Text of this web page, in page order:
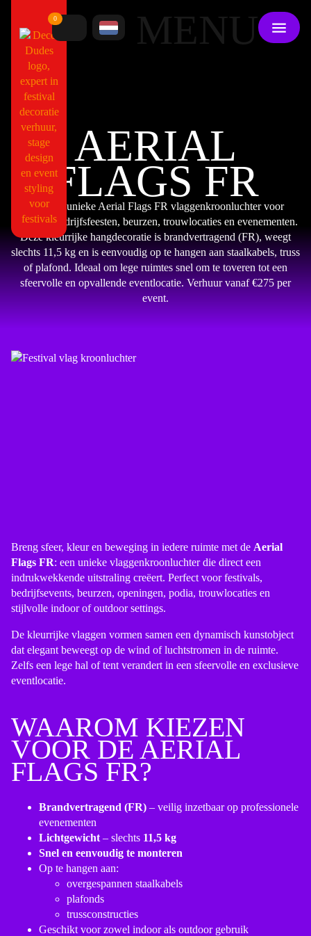
0 MENU
AERIAL
FLAGS FR
Huur de unieke Aerial Flags FR vlaggenkroonluchter voor
festivals, bedrijfsfeesten, beurzen, trouwlocaties en evenementen.
Deze kleurrijke hangdecoratie is brandvertragend (FR), weegt
slechts 11,5 kg en is eenvoudig op te hangen aan staalkabels, truss
of plafond. Ideaal om lege ruimtes snel om te toveren tot een
sfeervolle en opvallende eventlocatie. Verhuur vanaf €275 per
event.
Breng sfeer, kleur en beweging in iedere ruimte met de Aerial
Flags FR: een unieke vlaggenkroonluchter die direct een
indrukwekkende uitstraling creëert. Perfect voor festivals,
bedrijfsevents, beurzen, openingen, podia, trouwlocaties en
stijlvolle indoor of outdoor settings.
De kleurrijke vlaggen vormen samen een dynamisch kunstobject
dat elegant beweegt op de wind of luchtstromen in de ruimte.
Zelfs een lege hal of tent verandert in een sfeervolle en exclusieve
eventlocatie.
WAAROM KIEZEN
VOOR DE AERIAL
FLAGS FR?
Brandvertragend (FR) – veilig inzetbaar op professionele
evenementen
Lichtgewicht – slechts 11,5 kg
Snel en eenvoudig te monteren
Op te hangen aan:
overgespannen staalkabels
plafonds
trussconstructies
Geschikt voor zowel indoor als outdoor gebruik